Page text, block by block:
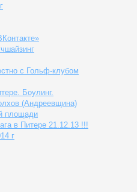
с Гольф-клубом
Боулинг.
(Андреевщина)
площади
в Питере 21.12.13 !!!
г